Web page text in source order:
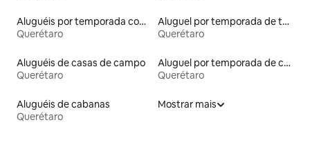
Aluguéis por temporada com banheiro para PCD
Querétaro
Aluguel por temporada de tendas
Querétaro
Aluguéis de casas de campo
Querétaro
Aluguel por temporada de casas de hóspedes
Querétaro
Aluguéis de cabanas
Querétaro
Mostrar mais